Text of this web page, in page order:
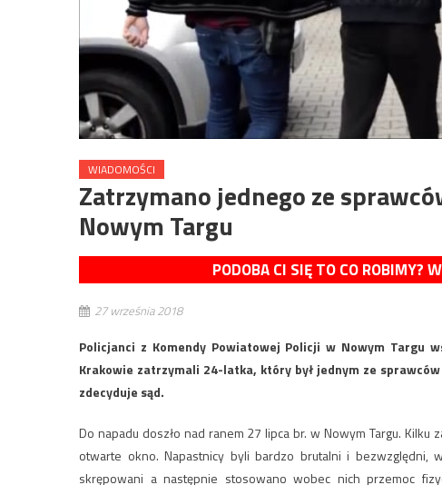
WIADOMOŚCI
Zatrzymano jednego ze
Nowym Targu
PODOBA CI SIĘ TO CO ROBIMY?
27 września 2018
Policjanci z Komendy Powiatowej Policji w Nowym Targu
Krakowie zatrzymali 24-latka, który był jednym ze
zdecyduje sąd.
Do napadu doszło nad ranem 27 lipca br. w Nowym Targu.
otwarte okno. Napastnicy byli bardzo brutalni i bezwzględni,
skrępowani a następnie stosowano wobec nich przemoc